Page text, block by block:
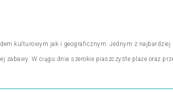
kulturowym jak i geograficznym. Jednym z
W ciągu dnia szerokie piaszczyste plaże oraz